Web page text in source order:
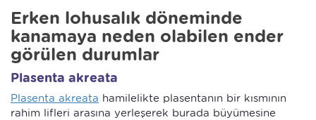
Erken lohusalık döneminde
kanamaya neden olabilen ender
görülen durumlar
Plasenta akreata
Plasenta akreata hamilelikte plasentanın bir kısmının
rahim lifleri arasına yerleşerek burada büyümesine